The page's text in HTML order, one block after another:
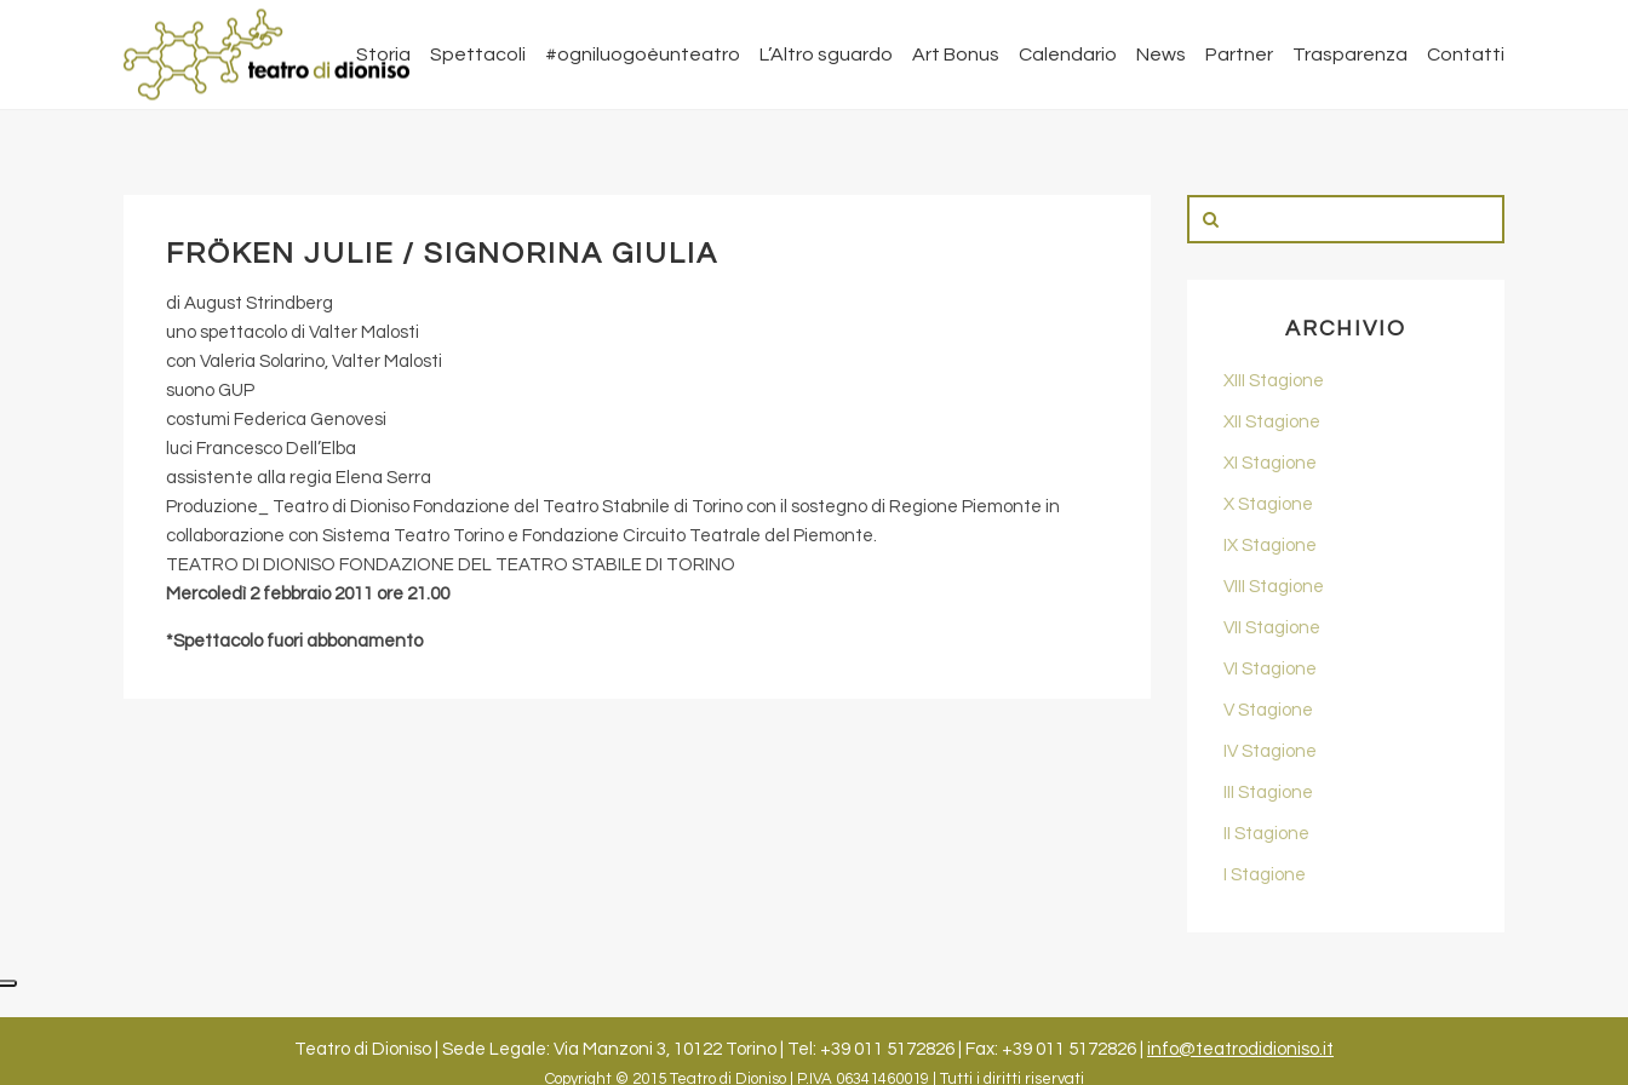
Storia Spettacoli #ogniluogoèunteatro L’Altro sguardo Art Bonus Calendario News Partner Trasparenza Contatti
FRÖKEN JULIE / SIGNORINA GIULIA
di August Strindberg
uno spettacolo di Valter Malosti
con Valeria Solarino, Valter Malosti
suono GUP
costumi Federica Genovesi
luci Francesco Dell’Elba
assistente alla regia Elena Serra
Produzione_ Teatro di Dioniso Fondazione del Teatro Stabnile di Torino con il sostegno di Regione Piemonte in
collaborazione con Sistema Teatro Torino e Fondazione Circuito Teatrale del Piemonte.
TEATRO DI DIONISO FONDAZIONE DEL TEATRO STABILE DI TORINO
Mercoledì 2 febbraio 2011 ore 21.00
*Spettacolo fuori abbonamento
ARCHIVIO
XIII Stagione
XII Stagione
XI Stagione
X Stagione
IX Stagione
VIII Stagione
VII Stagione
VI Stagione
V Stagione
IV Stagione
III Stagione
II Stagione
I Stagione
Teatro di Dioniso | Sede Legale: Via Manzoni 3, 10122 Torino | Tel: +39 011 5172826 | Fax: +39 011 5172826 | info@teatrodidioniso.it
Copyright © 2015 Teatro di Dioniso | P.IVA 06341460019 | Tutti i diritti riservati